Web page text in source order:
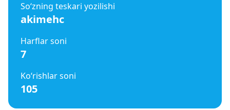
So‘zning teskari yozilishi
akimehc
Harflar soni
7
Ko‘rishlar soni
105